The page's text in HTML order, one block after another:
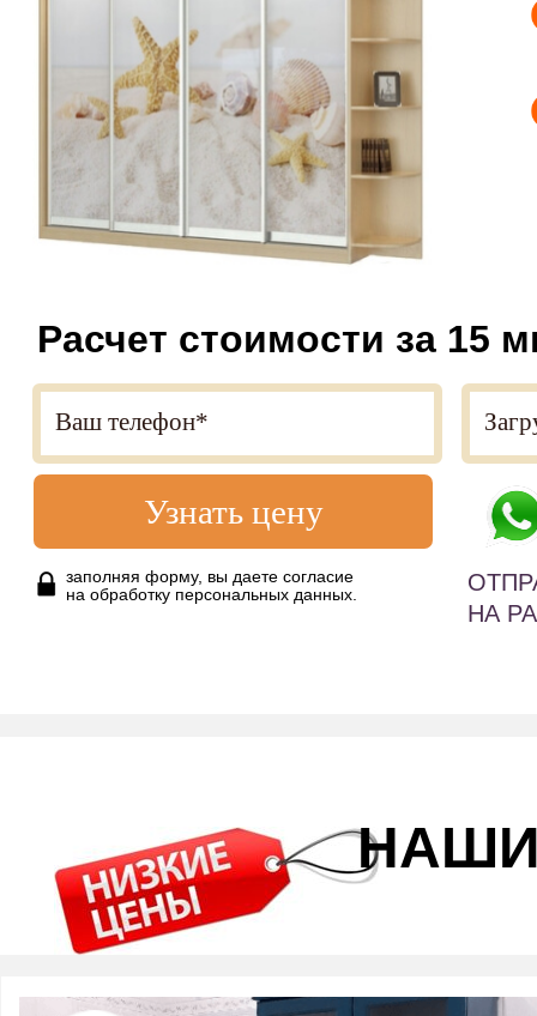
Узнать цену
НА
Расчет стоимости за 15
заполняя форму, вы даете согласие
на обработку персональных данных.